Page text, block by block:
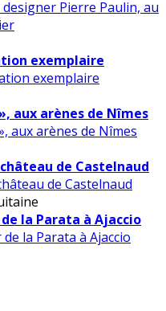
exemplaire
aux arènes de Nîmes
de Castelnaud
la Parata à Ajaccio